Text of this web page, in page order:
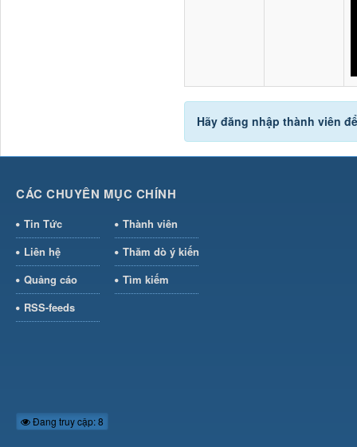
Hãy đăng nhập thành viên
CÁC CHUYÊN MỤC CHÍNH
Tin Tức
Thành viên
Liên hệ
Thăm dò ý kiến
Quảng cáo
Tìm kiếm
RSS-feeds
Đang truy cập: 8